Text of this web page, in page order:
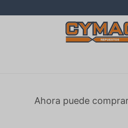
Ahora puede
close
directions_car
smartphone